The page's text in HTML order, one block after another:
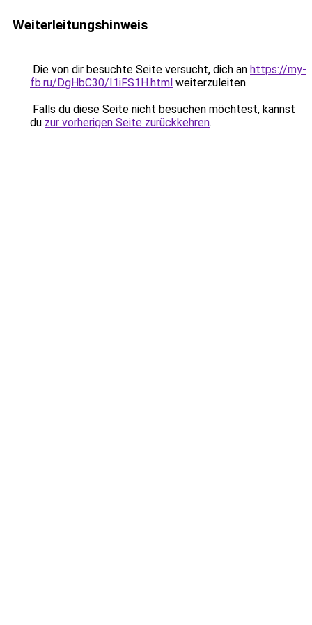
Weiterleitungshinweis
Die von dir besuchte Seite versucht, dich an https://my-
fb.ru/DgHbC30/I1iFS1H.html weiterzuleiten.
Falls du diese Seite nicht besuchen möchtest, kannst
du zur vorherigen Seite zurückkehren.